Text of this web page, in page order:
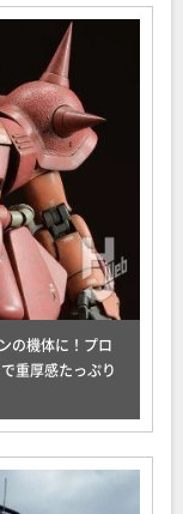
の機体に！プロ
重厚感たっぷり